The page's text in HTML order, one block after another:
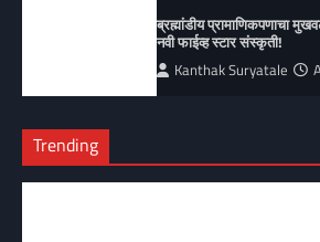
ब्रह्मांडीय प्रामाणिकपणाचा
नवी फाईव्ह स्टार संस्कृती!
Kanthak Suryatale
Trending